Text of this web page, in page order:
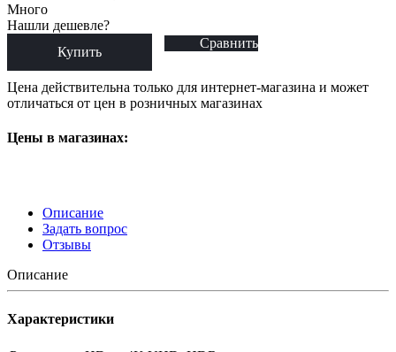
Много
Нашли дешевле?
Купить
Сравнить
Цена действительна только для интернет-магазина и может
отличаться от цен в розничных магазинах
Цены в магазинах:
Описание
Задать вопрос
Отзывы
Описание
Характеристики